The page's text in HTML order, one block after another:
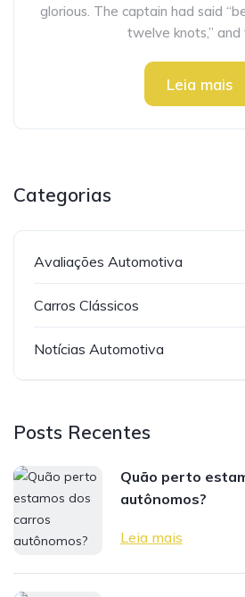
glorious. The captain had said
twelve knots,” and
Leia mais
Categorias
Avaliações Automotiva
Carros Clássicos
Notícias Automotiva
Posts Recentes
Quão perto
autônomos?
Leia mais